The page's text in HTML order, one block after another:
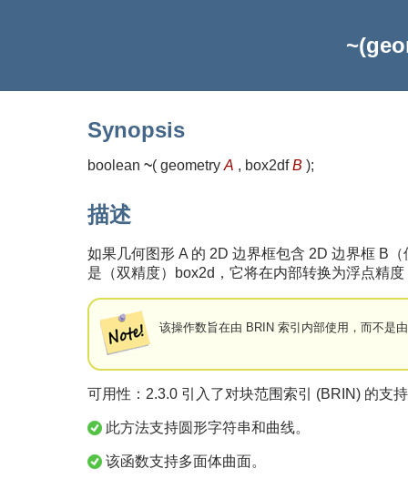
Synopsis
boolean ~( geometry A , box2dfB );
描述
如果几何图形 A 的 2D 边界框包含 2D 边界框 B
是（双精度）box2d，它将在内部转换为浮点精
该操作数旨在由 BRIN 索引内部使用，而不是
可用性：2.3.0 引入了对块范围索引 (BRIN) 的支
此方法支持圆形字符串和曲线。
该函数支持多面体曲面。